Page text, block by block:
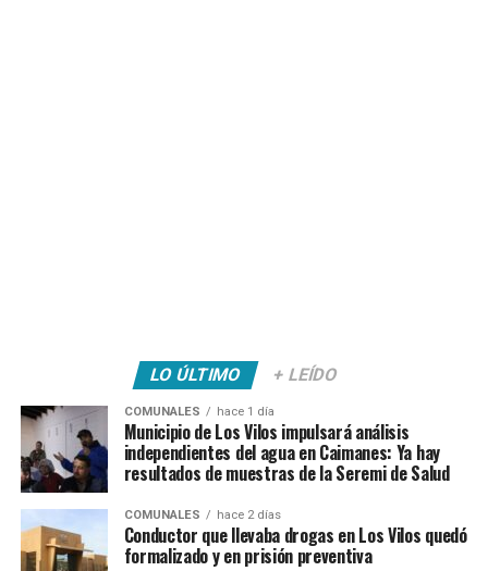
LO ÚLTIMO + LEÍDO
COMUNALES hace 1 día
Municipio de Los Vilos impulsará análisis
independientes del agua en Caimanes: Ya hay
resultados de muestras de la Seremi de Salud
COMUNALES hace 2 días
Conductor que llevaba drogas en Los Vilos quedó
formalizado y en prisión preventiva